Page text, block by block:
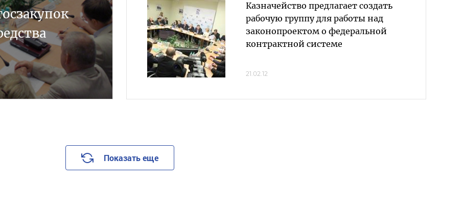
Казначейство предлагает создать
рабочую группу для работы над
законопроектом о федеральной
контрактной системе
21.02.12
Показать еще